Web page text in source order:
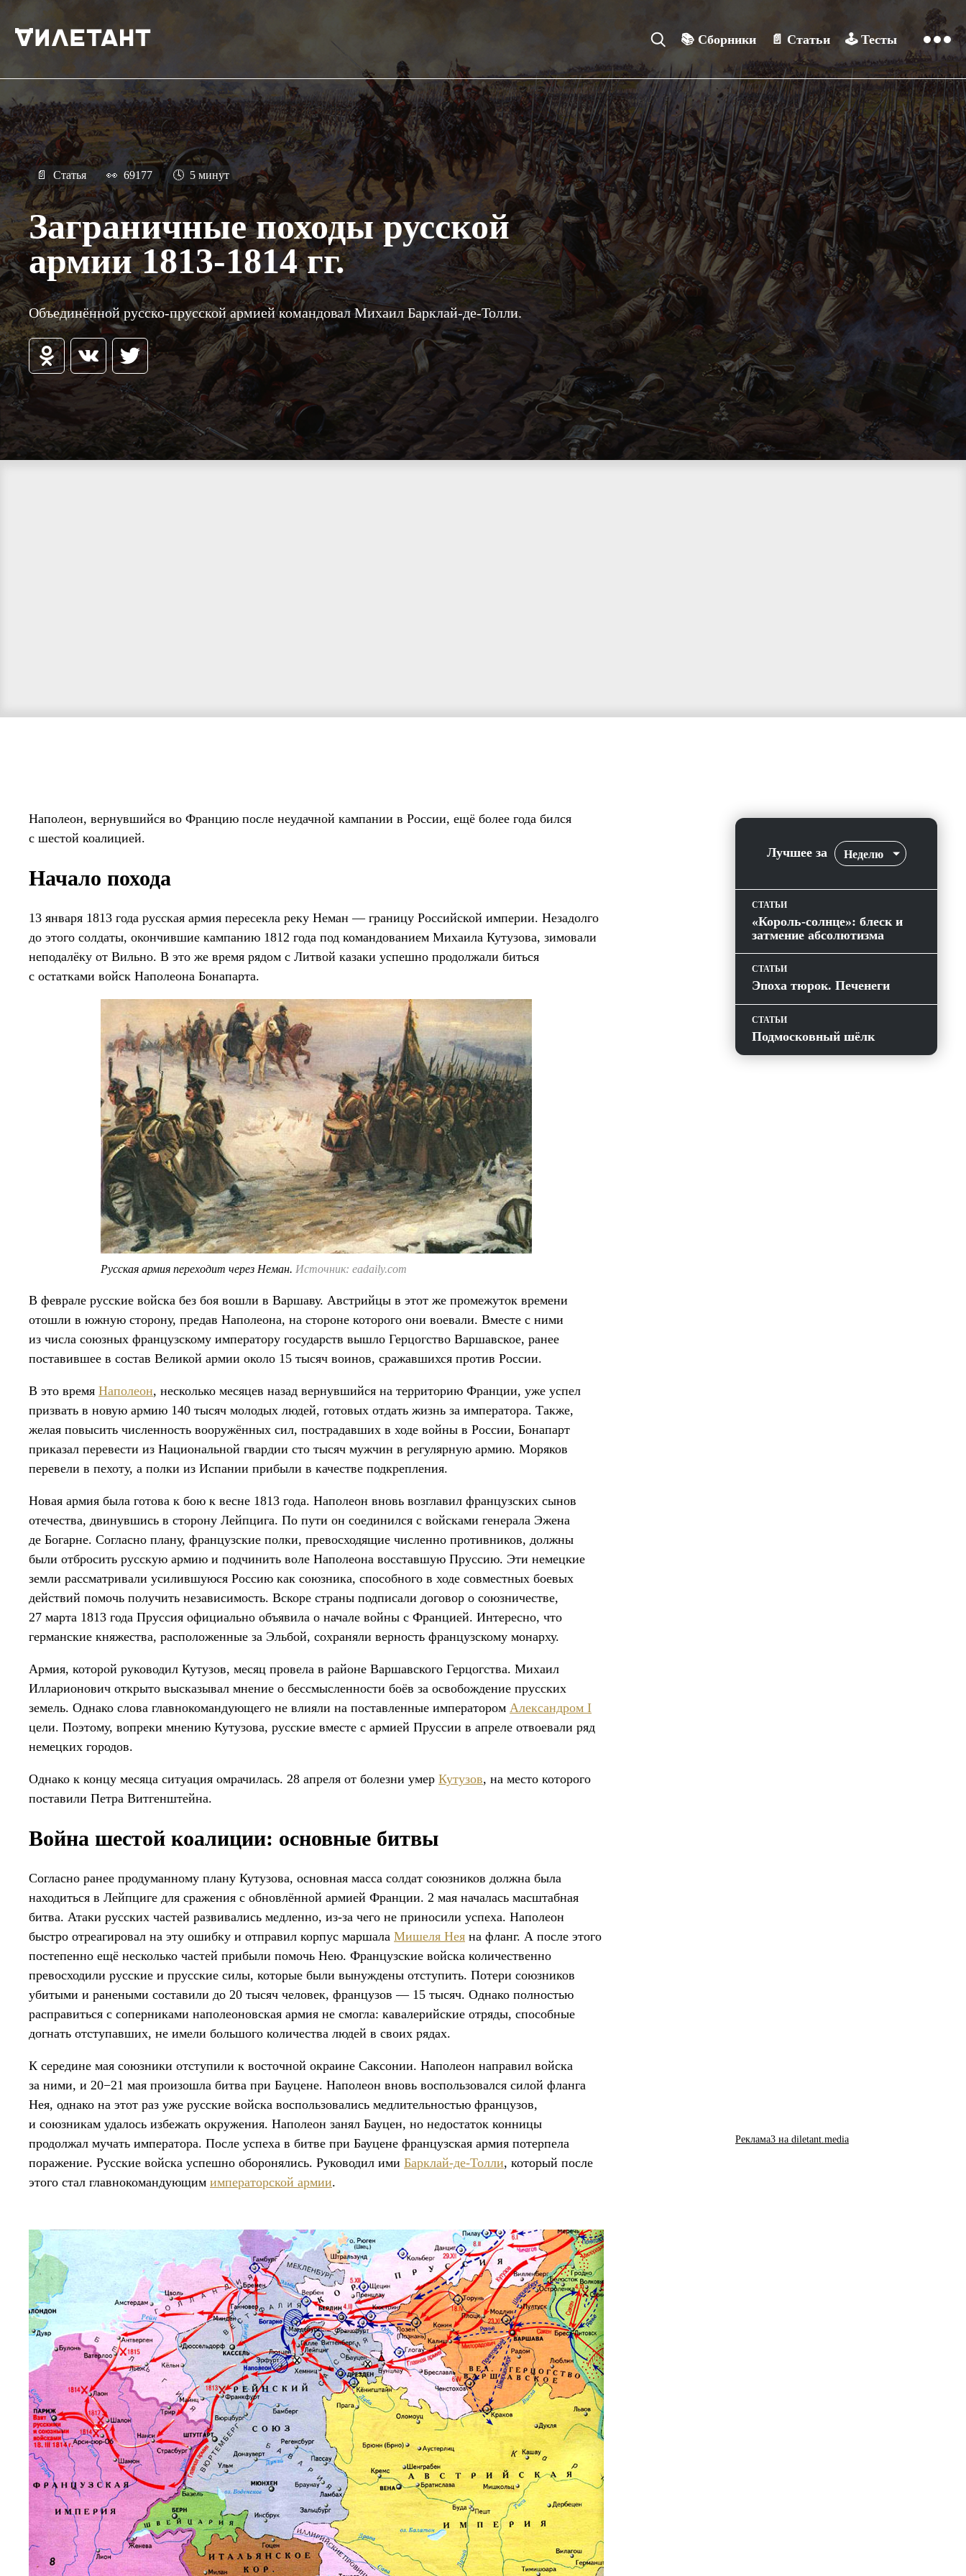
📚 Сборники 📄 Статьи 🕹️ Тесты
📄 Статья 👀 69177 🕓 5 минут
Заграничные походы русской
армии 1813-1814 гг.
Объединённой русско-прусской армией командовал Михаил Барклай-де-Толли.
Наполеон, вернувшийся во Францию после неудачной кампании в России, ещё более года бился
с шестой коалицией.
Начало похода
13 января 1813 года русская армия пересекла реку Неман — границу Российской империи. Незадолго
до этого солдаты, окончившие кампанию 1812 года под командованием Михаила Кутузова, зимовали
неподалёку от Вильно. В это же время рядом с Литвой казаки успешно продолжали биться
с остатками войск Наполеона Бонапарта.
Русская армия переходит через Неман. Источник: eadaily.com
В феврале русские войска без боя вошли в Варшаву. Австрийцы в этот же промежуток времени
отошли в южную сторону, предав Наполеона, на стороне которого они воевали. Вместе с ними
из числа союзных французскому императору государств вышло Герцогство Варшавское, ранее
поставившее в состав Великой армии около 15 тысяч воинов, сражавшихся против России.
В это время Наполеон, несколько месяцев назад вернувшийся на территорию Франции, уже успел
призвать в новую армию 140 тысяч молодых людей, готовых отдать жизнь за императора. Также,
желая повысить численность вооружённых сил, пострадавших в ходе войны в России, Бонапарт
приказал перевести из Национальной гвардии сто тысяч мужчин в регулярную армию. Моряков
перевели в пехоту, а полки из Испании прибыли в качестве подкрепления.
Новая армия была готова к бою к весне 1813 года. Наполеон вновь возглавил французских сынов
отечества, двинувшись в сторону Лейпцига. По пути он соединился с войсками генерала Эжена
де Богарне. Согласно плану, французские полки, превосходящие численно противников, должны
были отбросить русскую армию и подчинить воле Наполеона восставшую Пруссию. Эти немецкие
земли рассматривали усилившуюся Россию как союзника, способного в ходе совместных боевых
действий помочь получить независимость. Вскоре страны подписали договор о союзничестве,
27 марта 1813 года Пруссия официально объявила о начале войны с Францией. Интересно, что
германские княжества, расположенные за Эльбой, сохраняли верность французскому монарху.
Армия, которой руководил Кутузов, месяц провела в районе Варшавского Герцогства. Михаил
Илларионович открыто высказывал мнение о бессмысленности боёв за освобождение прусских
земель. Однако слова главнокомандующего не влияли на поставленные императором Александром I
цели. Поэтому, вопреки мнению Кутузова, русские вместе с армией Пруссии в апреле отвоевали ряд
немецких городов.
Однако к концу месяца ситуация омрачилась. 28 апреля от болезни умер Кутузов, на место которого
поставили Петра Витгенштейна.
Война шестой коалиции: основные битвы
Согласно ранее продуманному плану Кутузова, основная масса солдат союзников должна была
находиться в Лейпциге для сражения с обновлённой армией Франции. 2 мая началась масштабная
битва. Атаки русских частей развивались медленно, из-за чего не приносили успеха. Наполеон
быстро отреагировал на эту ошибку и отправил корпус маршала Мишеля Нея на фланг. А после этого
постепенно ещё несколько частей прибыли помочь Нею. Французские войска количественно
превосходили русские и прусские силы, которые были вынуждены отступить. Потери союзников
убитыми и ранеными составили до 20 тысяч человек, французов — 15 тысяч. Однако полностью
расправиться с соперниками наполеоновская армия не смогла: кавалерийские отряды, способные
догнать отступавших, не имели большого количества людей в своих рядах.
К середине мая союзники отступили к восточной окраине Саксонии. Наполеон направил войска
за ними, и 20−21 мая произошла битва при Бауцене. Наполеон вновь воспользовался силой фланга
Нея, однако на этот раз уже русские войска воспользовались медлительностью французов,
и союзникам удалось избежать окружения. Наполеон занял Бауцен, но недостаток конницы
продолжал мучать императора. После успеха в битве при Бауцене французская армия потерпела
поражение. Русские войска успешно оборонялись. Руководил ими Барклай-де-Толли, который после
этого стал главнокомандующим императорской армии.
Лучшее за Неделю
СТАТЬИ
«Король-солнце»: блеск и
затмение абсолютизма
СТАТЬИ
Эпоха тюрок. Печенеги
СТАТЬИ
Подмосковный шёлк
Реклама3 на diletant.media